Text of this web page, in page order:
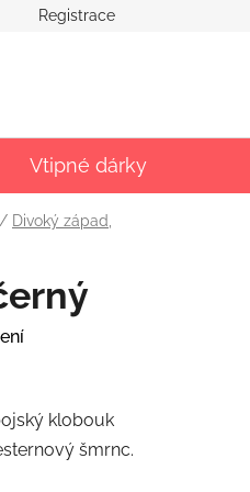
Registrace
Vtipné dárky
/ Divoký západ,
klobouk
šmrnc.